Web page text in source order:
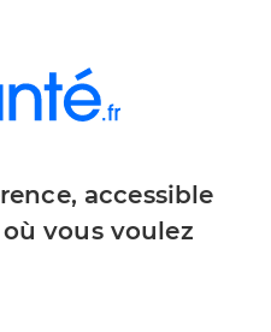
accessible
vous voulez